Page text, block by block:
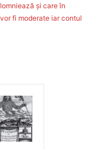
şi care în
fi moderate iar contul